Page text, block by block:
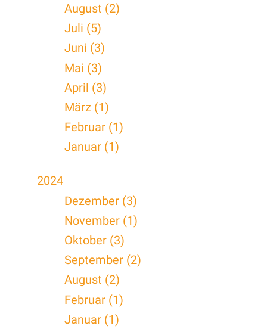
August (2)
Juli (5)
Juni (3)
Mai (3)
April (3)
März (1)
Februar (1)
Januar (1)
2024
Dezember (3)
November (1)
Oktober (3)
September (2)
August (2)
Februar (1)
Januar (1)